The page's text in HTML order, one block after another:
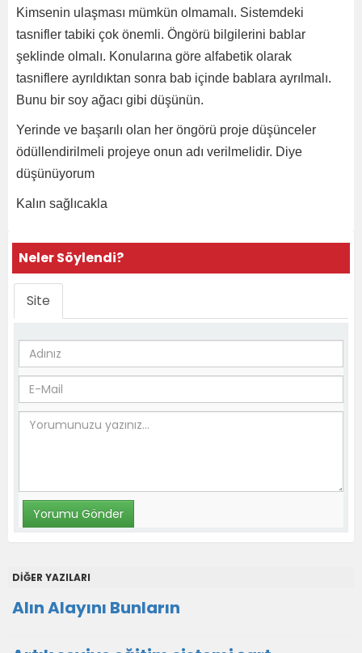
Kimsenin ulaşması mümkün olmamalı. Sistemdeki
tasnifler tabiki çok önemli. Öngörü bilgilerini bablar
şeklinde olmalı. Konularına göre alfabetik olarak
tasniflere ayrıldıktan sonra bab içinde bablara ayrılmalı.
Bunu bir soy ağacı gibi düşünün.
Yerinde ve başarılı olan her öngörü proje düşünceler
ödüllendirilmeli projeye onun adı verilmelidir. Diye
düşünüyorum
Kalın sağlıcakla
Neler Söylendi?
Site
DİĞER YAZILARI
Alın Alayını Bunların